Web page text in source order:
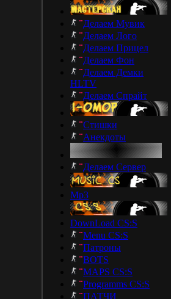
Делаем Мувик
Делаем Лого
Делаем Прицел
Делаем Фон
Делаем Демки
HLTV
Делаем Спрайт
Стишки
Анекдоты
Делаем Сервер
Mp3
DownLoad CS:S
Menu CS:S
Патроны
BOTS
MAPS CS:S
Programms CS:S
ПАТЧИ